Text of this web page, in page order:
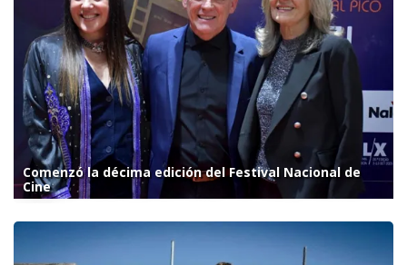
Comenzó la décima edición del Festival Nacional de
Cine